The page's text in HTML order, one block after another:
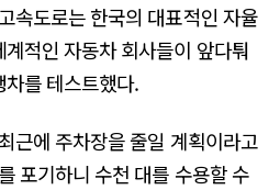
속도로는 한국의 대표적인 자율
적인 자동차 회사들이 앞다퉈
를 테스트했다.
근에 주차장을 줄일 계획이라고
포기하니 수천 대를 수용할 수